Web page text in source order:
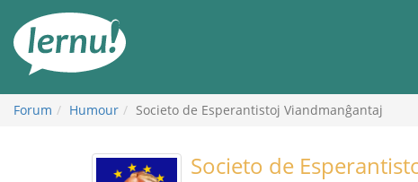
contenu
Forum Humour Societo de Esperantistoj Viandmanĝantaj
Societo de